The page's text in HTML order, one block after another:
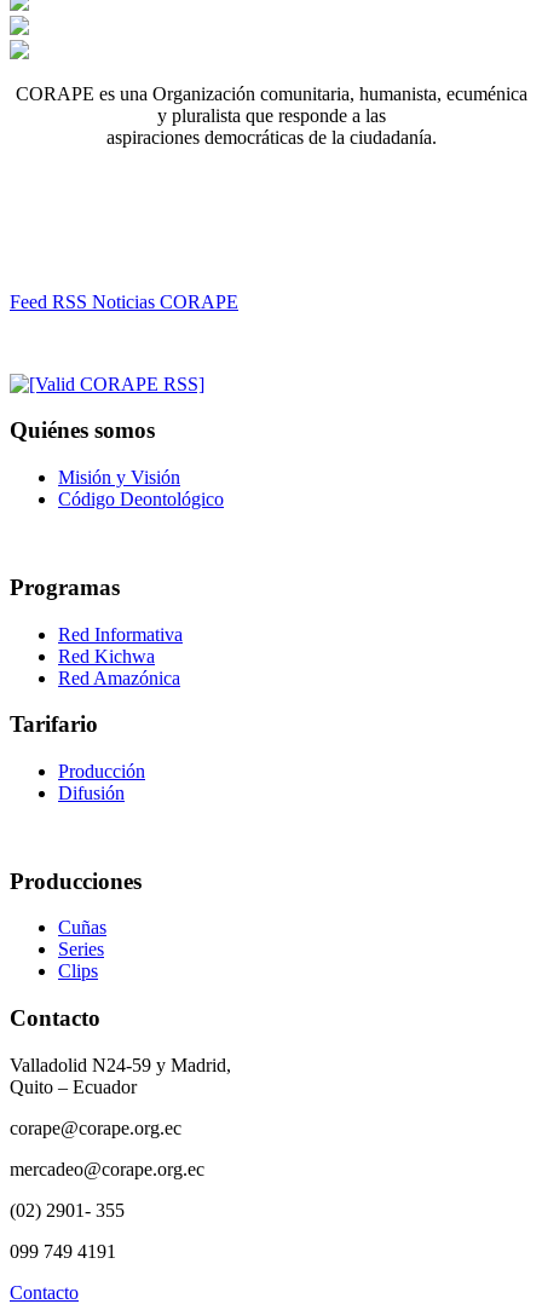
CORAPE es una Organización comunitaria, humanista, ecuménica
y pluralista que responde a las
aspiraciones democráticas de la ciudadanía.
Feed RSS Noticias CORAPE
Quiénes somos
Misión y Visión
Código Deontológico
Programas
Red Informativa
Red Kichwa
Red Amazónica
Tarifario
Producción
Difusión
Producciones
Cuñas
Series
Clips
Contacto
Valladolid N24-59 y Madrid,
Quito – Ecuador
corape@corape.org.ec
mercadeo@corape.org.ec
(02) 2901- 355
099 749 4191
Contacto